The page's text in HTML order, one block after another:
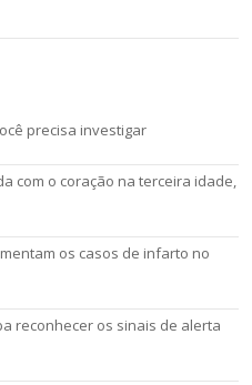
precisa investigar
com o coração na terceira idade,
os casos de infarto no
reconhecer os sinais de alerta